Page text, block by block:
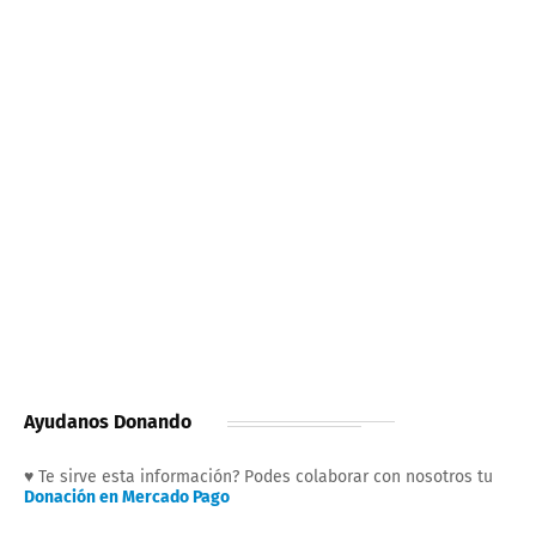
Ayudanos Donando
♥ Te sirve esta información? Podes colaborar con nosotros tu
Donación en Mercado Pago